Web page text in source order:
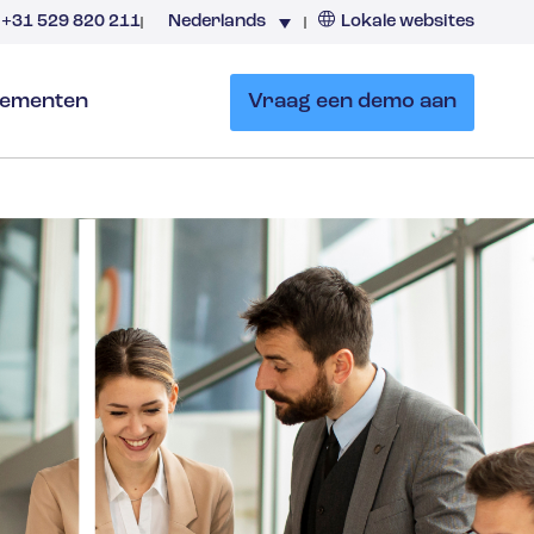
+31 529 820 211 Nederlands Lokale websites
Vraag een demo aan